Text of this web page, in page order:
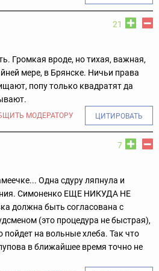
21
Громкая вроде, но тихая, важная,
мере, в Брянске. Ничьи права
попу только квадратят да
МОДЕРАТОРУ ЦИТИРОВАТЬ
7
Одна сдуру ляпнула и
Симоненко ЕЩЕ НИКУДА НЕ
должна быть согласована с
(это процедура не быстрая),
на вольные хлеба. Так что
в ближайшее время точно не